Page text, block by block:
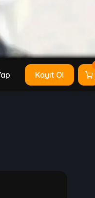
Kayıt Ol